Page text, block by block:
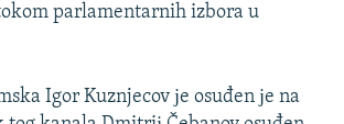
parlamentarnih izbora u
Igor Kuznjecov јe osuđen јe na